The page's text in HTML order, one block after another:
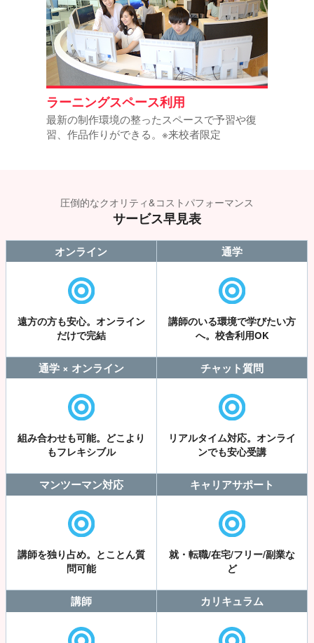
ラーニングスペース利用
最新の制作環境の整ったスペースで予習や復
習、作品作りができる。※来校者限定
圧倒的なクオリティ&コストパフォーマンス
サービス早見表
オンライン
遠方の方も安心。オンライン
だけで完結
通学
講師のいる環境で学びたい方
へ。校舎利用OK
通学 × オンライン
組み合わせも可能。どこより
もフレキシブル
チャット質問
リアルタイム対応。オンライ
ンでも安心受講
マンツーマン対応
講師を独り占め。とことん質
問可能
キャリアサポート
就・転職/在宅/フリー/副業な
ど
講師 カリキュラム